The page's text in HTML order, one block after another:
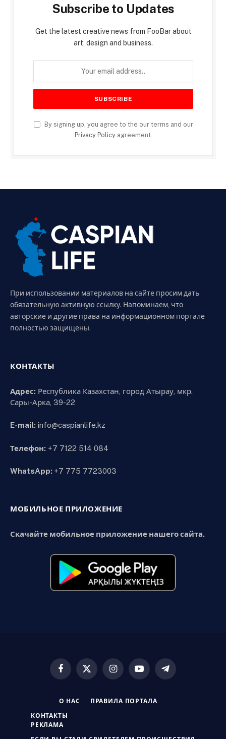
Subscribe to Updates
Get the latest creative news from FooBar about
art, design and business.
By signing up, you agree to the our terms and our
Privacy Policyagreement.
При использовании материалов на сайте просим дать
обязательную активную ссылку. Напоминаем, что
авторские и другие права на информационном портале
полностью защищены.
КОНТАКТЫ
Адрес: Республика Казахстан, город Атырау, мкр.
Сары-Арка, 39-22
E-mail: info@caspianlife.kz
Телефон: +7 7122 514 084
WhatsApp: +7 775 7723003
МОБИЛЬНОЕ ПРИЛОЖЕНИЕ
Скачайте мобильное приложение нашего сайта.
Facebook
X
InstagramYouTubeTelegram
О НАС ПРАВИЛА ПОРТАЛА
КОНТАКТЫ
РЕКЛАМА